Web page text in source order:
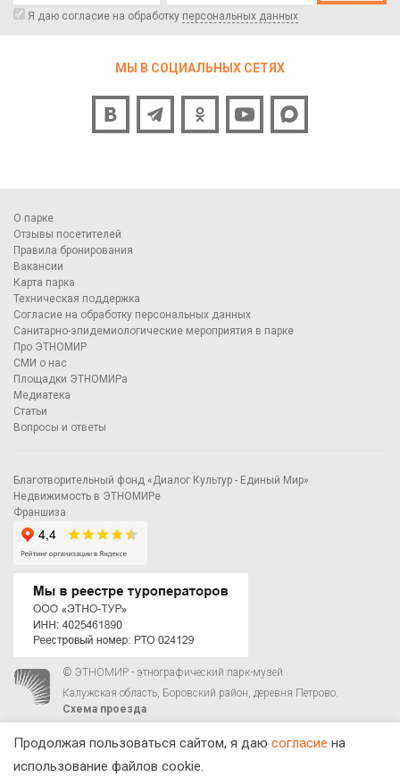
Я даю согласие на обработку персональных данных
МЫ В СОЦИАЛЬНЫХ СЕТЯХ
О парке
Отзывы посетителей
Правила бронирования
Вакансии
Карта парка
Техническая поддержка
Согласие на обработку персональных данных
Санитарно-эпидемиологические мероприятия в парке
Про ЭТНОМИР
СМИ о нас
Площадки ЭТНОМИРа
Медиатека
Статьи
Вопросы и ответы
Благотворительный фонд «Диалог Культур - Единый Мир»
Недвижимость в ЭТНОМИРе
Франшиза
© ЭТНОМИР - этнографический парк-музей
Калужская область, Боровский район, деревня Петрово.
Схема проезда
Продолжая пользоваться сайтом, я даю согласие на
использование файлов cookie.